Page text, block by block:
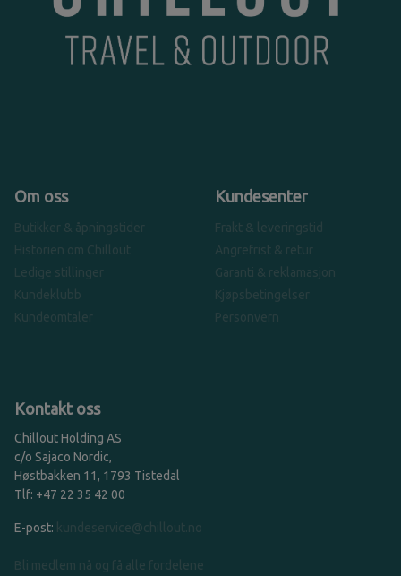
Om oss
Butikker & åpningstider
Historien om Chillout
Ledige stillinger
Kundeklubb
Kundeomtaler
Kundesenter
Frakt & leveringstid
Angrefrist & retur
Garanti & reklamasjon
Kjøpsbetingelser
Personvern
Kontakt oss
Chillout Holding AS
c/o Sajaco Nordic,
Høstbakken 11, 1793 Tistedal
Tlf: +47 22 35 42 00
E-post: kundeservice@chillout.no
Bli medlem nå og få alle fordelene